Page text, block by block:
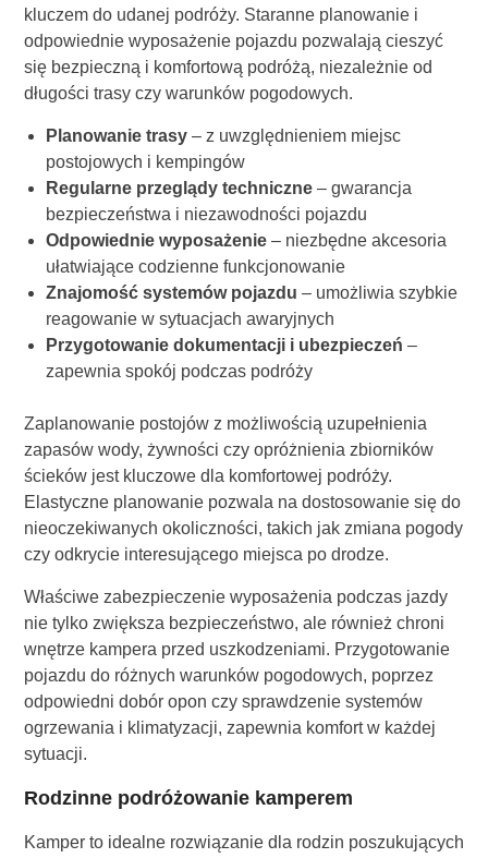
kluczem do udanej podróży. Staranne planowanie i
odpowiednie wyposażenie pojazdu pozwalają cieszyć
się bezpieczną i komfortową podróżą, niezależnie od
długości trasy czy warunków pogodowych.
Planowanie trasy– z uwzględnieniem miejsc
postojowych i kempingów
Regularne przeglądy techniczne– gwarancja
bezpieczeństwa i niezawodności pojazdu
Odpowiednie wyposażenie– niezbędne akcesoria
ułatwiające codzienne funkcjonowanie
Znajomość systemów pojazdu – umożliwia szybkie
reagowanie w sytuacjach awaryjnych
Przygotowanie dokumentacji i ubezpieczeń –
zapewnia spokój podczas podróży
Zaplanowanie postojów z możliwością uzupełnienia
zapasów wody, żywności czy opróżnienia zbiorników
ścieków jest kluczowe dla komfortowej podróży.
Elastyczne planowanie pozwala na dostosowanie się do
nieoczekiwanych okoliczności, takich jak zmiana pogody
czy odkrycie interesującego miejsca po drodze.
Właściwe zabezpieczenie wyposażenia podczas jazdy
nie tylko zwiększa bezpieczeństwo, ale również chroni
wnętrze kampera przed uszkodzeniami. Przygotowanie
pojazdu do różnych warunków pogodowych, poprzez
odpowiedni dobór opon czy sprawdzenie systemów
ogrzewania i klimatyzacji, zapewnia komfort w każdej
sytuacji.
Rodzinne podróżowanie kamperem
Kamper to idealne rozwiązanie dla rodzin poszukujących